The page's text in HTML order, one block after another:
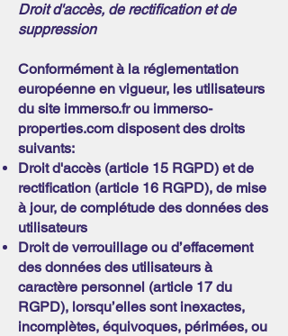
Droit d'accès, de rectification et de
suppression
Conformément à la réglementation
européenne en vigueur, les utilisateurs
du site immerso.fr ou immerso-
properties.com disposent des droits
suivants:
Droit d'accès (article 15 RGPD) et de
rectification (article 16 RGPD), de mise
à jour, de complétude des données des
utilisateurs
Droit de verrouillage ou d’effacement
des données des utilisateurs à
caractère personnel (article 17 du
RGPD), lorsqu’elles sont inexactes,
incomplètes, équivoques, périmées, ou